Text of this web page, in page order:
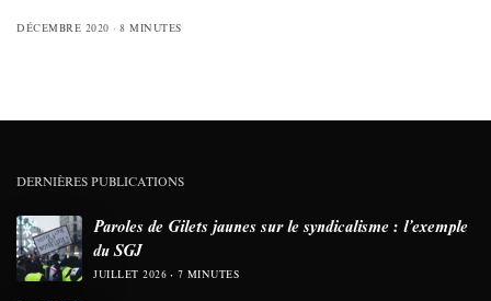
DÉCEMBRE 2020 8 MINUTES
DERNIÈRES PUBLICATIONS
Paroles de Gilets jaunes sur le syndicalisme : l’exemple
du SGJ
JUILLET 2026 7 MINUTES